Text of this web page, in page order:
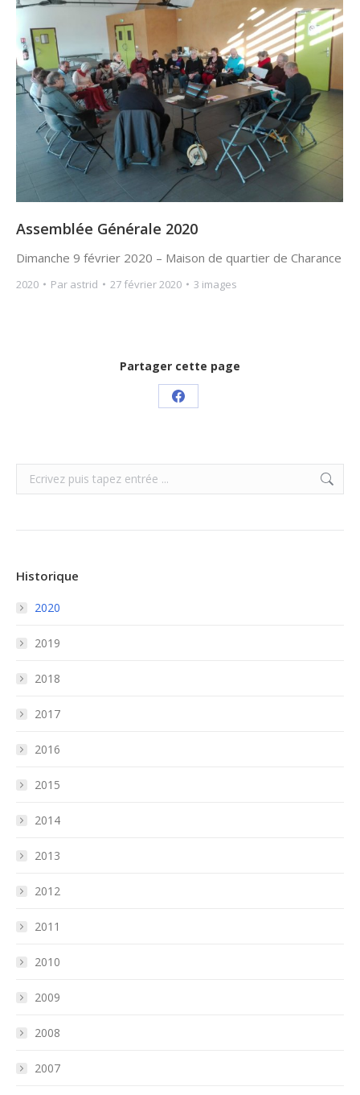
Assemblée Générale 2020
Dimanche 9 février 2020 – Maison de quartier de Charance
2020 Par astrid 27 février 2020 3 images
Partager cette page
Share
Search:
Historique
2020
2019
2018
2017
2016
2015
2014
2013
2012
2011
2010
2009
2008
2007